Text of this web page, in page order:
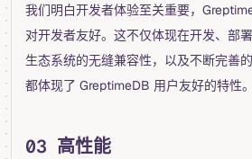
我们明白开发者体验至关重要，
对开发者友好。这不仅体现在开发、部
生态系统的无缝兼容性，以及不断完善
都体现了 GreptimeDB 用户友好的特性。
03 高性能